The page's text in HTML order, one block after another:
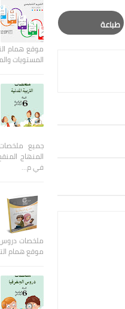
طباعة
موقع همام
المستويات
جميع
المنهاج
في م…
ملخصات
موقع همام